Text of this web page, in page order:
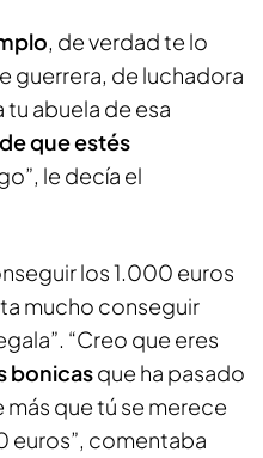
, de verdad te lo
guerrera, de luchadora
abuela de esa
que estés
le decía el
los 1.000 euros
mucho conseguir
“Creo que eres
bonicasque ha pasado
que tú se merece
euros”, comentaba